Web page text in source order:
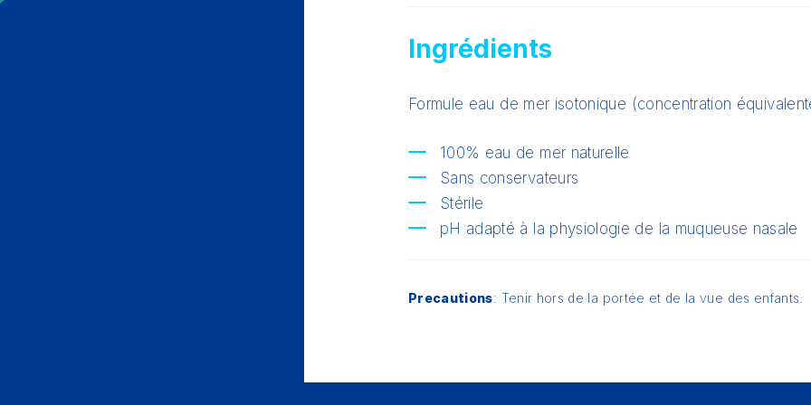
Ingrédients
Formule eau de mer isotonique (concentration
100% eau de mer naturelle
Sans conservateurs
Stérile
pH adapté à la physiologie de la muqueuse nasale
Precautions: Tenir hors de la portée et de la vue des enfants.